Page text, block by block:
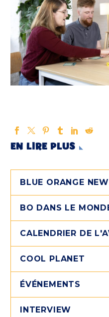
EN LIRE PLUS
BLUE ORANGE
BO DANS LE
CALENDRIER DE
COOL PLANET
ÉVÉNEMENTS
INTERVIEW